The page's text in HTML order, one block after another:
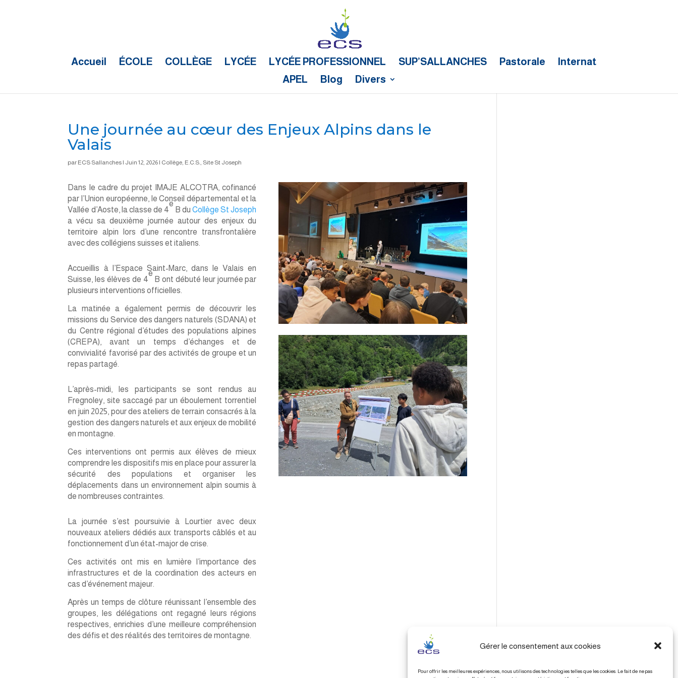
Gérer le consentement aux cookies
Pour offrir les meilleures expériences, nous utilisons des technologies telles que les cookies. Le fait de ne pas
Accueil ÉCOLE COLLÈGE LYCÉE LYCÉE PROFESSIONNEL SUP’SALLANCHES Pastorale
Internat
APEL
Blog Divers
Une journée au cœur des Enjeux Alpins dans le
Valais
par ECS Sallanches | Juin 12, 2026 | Collège, E.C.S., Site St Joseph
Dans le cadre du projet IMAJE ALCOTRA, cofinancé
par l’Union européenne, le Conseil départemental et la
Vallée d’Aoste, la classe de 4
e
B duCollège St Joseph
a vécu sa deuxième journée autour des enjeux du
territoire alpin lors d’une rencontre transfrontalière
avec des collégiens suisses et italiens.
Accueillis à l’Espace Saint-Marc, dans le Valais en
Suisse, les élèves de 4
e
B ont débuté leur journée par
plusieurs interventions officielles.
La matinée a également permis de découvrir les
missions du Service des dangers naturels (SDANA) et
du Centre régional d’études des populations alpines
(CREPA), avant un temps d’échanges et de
convivialité favorisé par des activités de groupe et un
repas partagé.
L’après-midi, les participants se sont rendus au
Fregnoley, site saccagé par un éboulement torrentiel
en juin 2025, pour des ateliers de terrain consacrés à la
gestion des dangers naturels et aux enjeux de mobilité
en montagne.
Ces interventions ont permis aux élèves de mieux
comprendre les dispositifs mis en place pour assurer la
sécurité des populations et organiser les
déplacements dans un environnement alpin soumis à
de nombreuses contraintes.
La journée s’est poursuivie à Lourtier avec deux
nouveaux ateliers dédiés aux transports câblés et au
fonctionnement d’un état-major de crise.
Ces activités ont mis en lumière l’importance des
infrastructures et de la coordination des acteurs en
cas d’événement majeur.
Après un temps de clôture réunissant l’ensemble des
groupes, les délégations ont regagné leurs régions
respectives, enrichies d’une meilleure compréhension
des défis et des réalités des territoires de montagne.